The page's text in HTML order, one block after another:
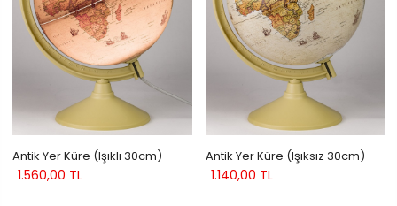
Antik Yer Küre (Işıklı 30cm)
1.560,00 TL
Antik Yer Küre (Işıksız 30cm)
1.140,00 TL